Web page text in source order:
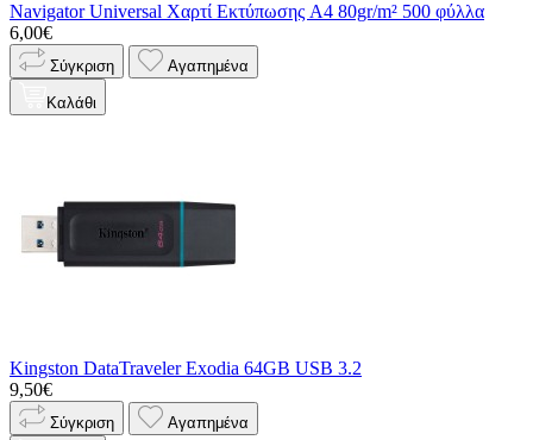
Navigator Universal Χαρτί Εκτύπωσης A4 80gr/m² 500 φύλλα
6,00€
Σύγκριση Αγαπημένα
Καλάθι
Kingston DataTraveler Exodia 64GB USB 3.2
9,50€
Σύγκριση Αγαπημένα